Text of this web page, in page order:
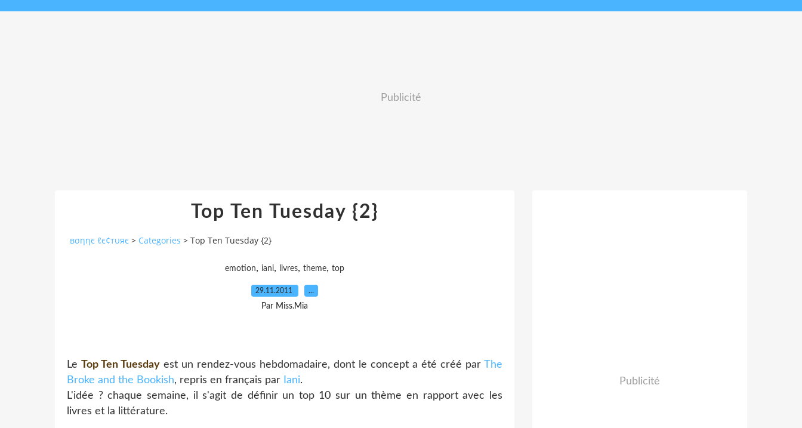
Publicité
Top Ten Tuesday {2}
вσηηє ℓє¢тυяє > Categories > Top Ten Tuesday {2}
emotion, iani, livres, theme, top
29.11.2011 …
Par Miss.Mia
Le Top Ten Tuesday est un rendez-vous hebdomadaire, dont le concept a été créé par The
Broke and the Bookish, repris en français par Iani.
L'idée ? chaque semaine, il s'agit de définir un top 10 sur un thème en rapport avec les
livres et la littérature.
Publicité